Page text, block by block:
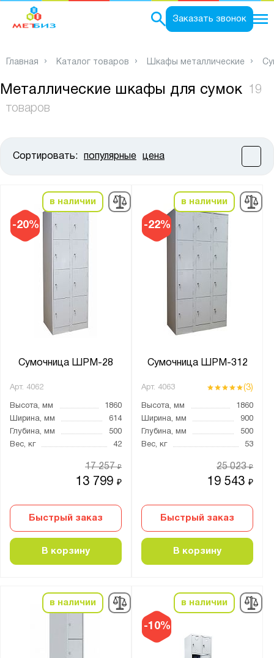
Заказать звонок
Главная Каталог товаров Шкафы металлические
Металлические шкафы для сумок
19
товаров
Сортировать: популярные цена
-20%
в наличии
Сумочница ШРМ-28
Арт. 4062
Высота, мм
1860
Ширина, мм
614
Глубина, мм
500
Вес, кг
42
13 799₽
17 257₽
Быстрый заказ
В корзину
-22%
в наличии
Сумочница ШРМ-312
Арт. 4063 (3)
Высота, мм
1860
Ширина, мм
900
Глубина, мм
500
Вес, кг
53
19 543₽
25 023₽
Быстрый заказ
В корзину
в наличии
-10%
в наличии
Высота, мм:
от
Глубина, мм:
Количество дверей:
4
Количество секций:
12
Тип дверцы:
Распашная
Тип покрытия поверхности:
Особенности: